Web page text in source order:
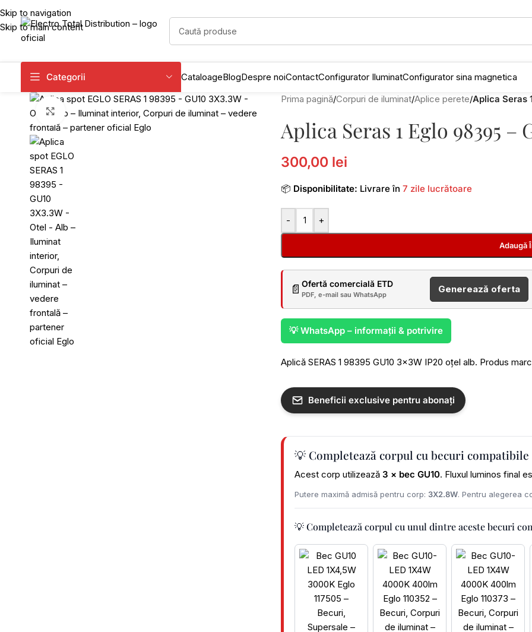
Skip to navigation
Skip to main content
Categorii CataloageBlogDespre noiContactConfigurator IluminatConfigurator sina magnetica
Click to enlarge
Prima pagină/Corpuri de iluminat/Aplice perete/Aplica Seras
Aplica Seras 1 Eglo 98395 –
300,00 lei
📦 Disponibilitate: Livrare în 7 zile lucrătoare
- +
Adaugă
📄 Ofertă comercială ETD
PDF, e-mail sau WhatsApp Generează oferta
💡 WhatsApp – informații & potrivire
Aplică SERAS 1 98395 GU10 3x3W IP20 oțel alb. Produs
Beneficii exclusive pentru abonați
💡 Completează corpul cu becuri compatibile
Acest corp utilizează 3 × bec GU10. Fluxul luminos final
Putere maximă admisă pentru corp: 3X2.8W. Pentru alegerea
💡 Completează corpul cu unul dintre aceste becuri